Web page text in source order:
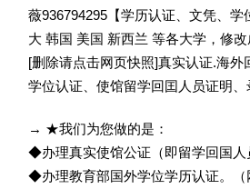
薇936794295【学历认证、文凭、
大 韩国 美国 新西兰 等各大学，修
[删除请点击网页快照]真实认证.海
学位认证、使馆留学回囯人员证明、
→ ★我们为您做的是：
◆办理真实使馆公证（即留学回国
◆办理教育部国外学位学历认证。